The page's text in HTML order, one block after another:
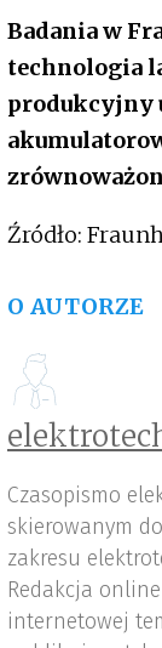
Badania w
technologia
produkcyjny
Źródło:
O AUTORZE
Czasopismo
skierowanym
zakresu
Redakcja
internetowej